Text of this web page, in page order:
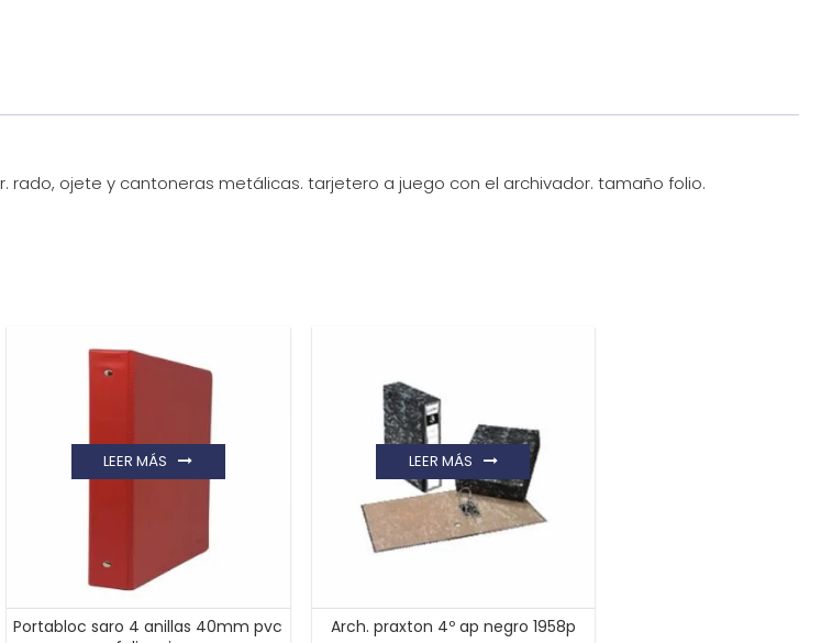
ojete y cantoneras metálicas. tarjetero a juego con el archivador. tamaño folio.
Portabloc saro 4 anillas 40mm pvc
LEER MÁS
Arch. praxton 4º ap negro 1958p
LEER MÁS